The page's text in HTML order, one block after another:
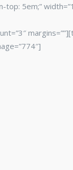
5em;”